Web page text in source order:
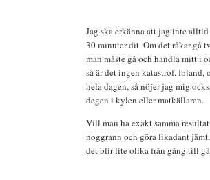
Jag ska erkänna att jag inte
30 minuter dit. Om det råkar gå
man måste gå och handla mitt i
så är det ingen katastrof. Ibland,
hela dagen, så nöjer jag mig
degen i kylen eller matkällaren.
Vill man ha exakt samma
noggrann och göra likadant
det blir lite olika från gång till